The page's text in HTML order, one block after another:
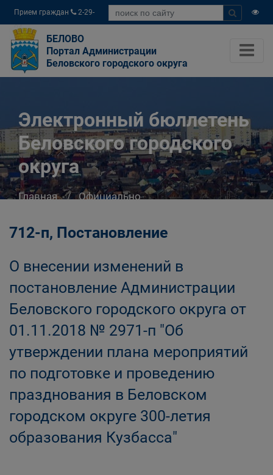
Прием граждан
2-29-
04
БЕЛОВО
Портал Администрации
Беловского городского округа
Электронный бюллетень
Беловского городского
округа
Главная
Официально
городского округа
712-п, Постановление
О внесении изменений в
постановление Администрации
Беловского городского округа от
01.11.2018 № 2971-п "Об
утверждении плана мероприятий
по подготовке и проведению
празднования в Беловском
городском округе 300-летия
образования Кузбасса"